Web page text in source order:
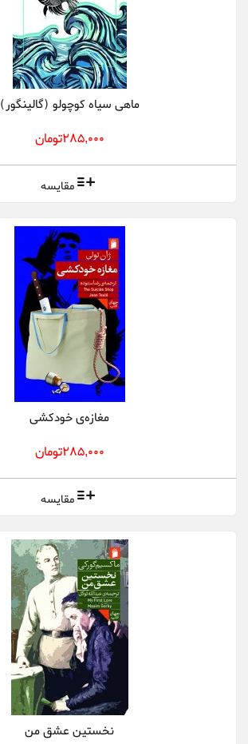
ماهی سیاه کوچولو (گالینگور)
285,000تومان
مقایسه
مغازه‌ی خودکشی
285,000تومان
مقایسه
نخستین عشق من